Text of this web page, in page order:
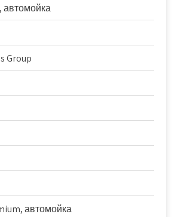
автомойка
Group
автомойка